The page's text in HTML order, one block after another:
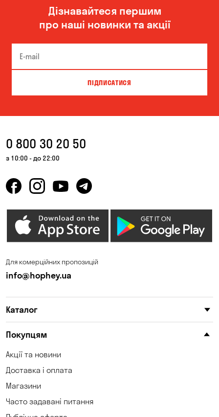
Дізнавайтеся першим
про наші новинки та акції
ПІДПИСАТИСЯ
0 800 30 20 50
з 10:00 - до 22:00
Для комерційних пропозицій
info@hophey.ua
Каталог
Покупцям
Акції та новини
Доставка і оплата
Магазини
Часто задавані питання